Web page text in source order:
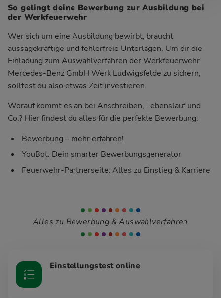
So gelingt deine Bewerbung zur Ausbildung bei
der Werkfeuerwehr
Wer sich um eine Ausbildung bewirbt, braucht
aussagekräftige und fehlerfreie Unterlagen. Um dir die
Einladung zum Auswahlverfahren der Werkfeuerwehr
Mercedes-Benz GmbH Werk Ludwigsfelde zu sichern,
solltest du also etwas Zeit investieren.
Worauf kommt es an bei Anschreiben, Lebenslauf und
Co.? Hier findest du alles für die perfekte Bewerbung:
Bewerbung – mehr erfahren!
YouBot: Dein smarter Bewerbungsgenerator
Feuerwehr-Partnerseite: Alles zu Einstieg & Karriere
Alles zu Bewerbung & Auswahlverfahren
Einstellungstest online